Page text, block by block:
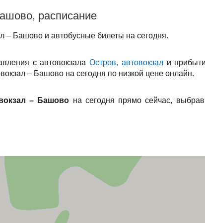
расписание
– Башово и автобусные билеты на сегодня.
с автовокзалаОстров, автовокзали
– Башово на сегодня по низкой цене онлайн.
– Башово на сегодня прямо сейчас,